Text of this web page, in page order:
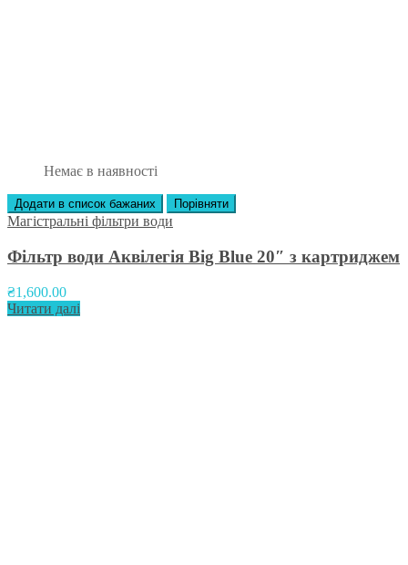
Немає в наявності
Додати в список бажаних Порівняти
Магістральні фільтри води
Фільтр води Аквілегія Big Blue 20″ з картриджем
₴1,600.00
Читати далі